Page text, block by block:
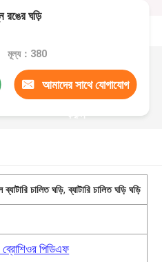
রঙের ঘড়ি
মূল্য：380
আমাদের সাথে যোগাযোগ
করুন
ব্যাটারি চালিত ঘড়ি,ব্যাটারি চালিত ঘড়ি ঘড়ি
ব্রোশিওর পিডিএফ